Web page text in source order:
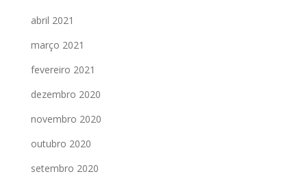
abril 2021
março 2021
fevereiro 2021
dezembro 2020
novembro 2020
outubro 2020
setembro 2020